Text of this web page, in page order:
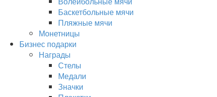
Баскетбольные мячи
Пляжные мячи
Монетницы
Бизнес подарки
Награды
Стелы
Медали
Значки